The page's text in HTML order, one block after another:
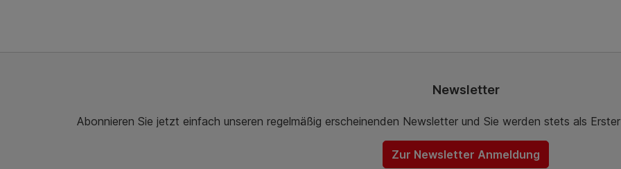
Newsletter
Abonnieren Sie jetzt einfach unseren regelmäßig erscheinenden Newsletter und Sie werden stets als
Zur Newsletter Anmeldung